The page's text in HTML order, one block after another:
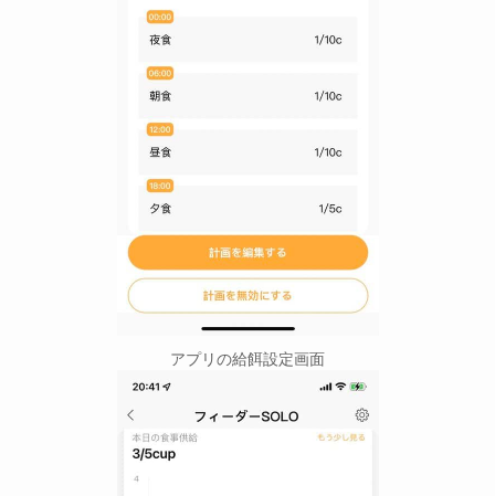
アプリの給餌設定画面